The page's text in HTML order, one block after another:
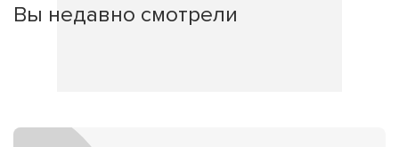
Вы недавно смотрели